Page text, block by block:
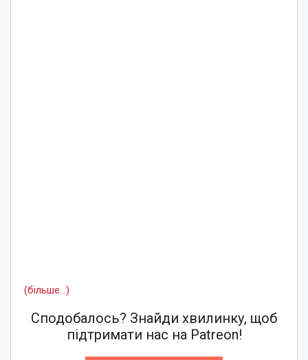
(більше…)
Сподобалось? Знайди хвилинку, щоб
підтримати нас на Patreon!